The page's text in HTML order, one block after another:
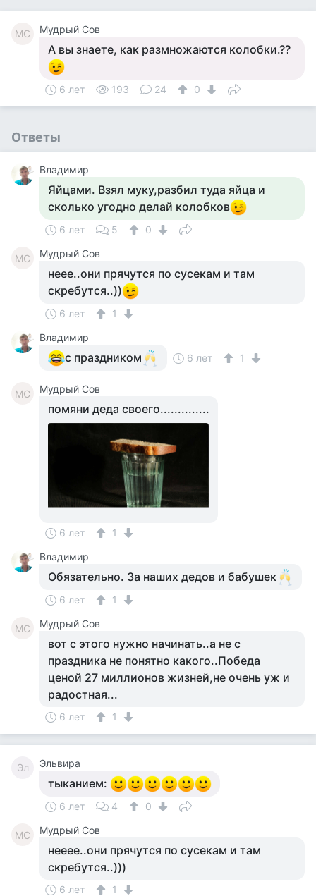
МС Мудрый Сов
А вы знаете, как размножаются колобки.??
6 лет 193 24 0
Ответы
Владимир
Яйцами. Взял муку,разбил туда яйца и
сколько угодно делай колобков
6 лет 5 0
МС Мудрый Сов
неее..они прячутся по сусекам и там
скребутся..))
6 лет
1
Владимир
с праздником 6 лет 1
МС Мудрый Сов
помяни деда своего..............
6 лет
1
Владимир
Обязательно. За наших дедов и бабушек
6 лет 1
МС Мудрый Сов
вот с этого нужно начинать..а не с
праздника не понятно какого..Победа
ценой 27 миллионов жизней,не очень уж и
радостная...
6 лет 1
Эл Эльвира
тыканием:
6 лет 4 0
МС Мудрый Сов
нееее..они прячутся по сусекам и там
скребутся..)))
6 лет 1